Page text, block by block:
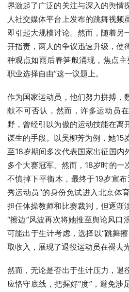
界激起了广泛的关注与深入的舆情
人社交媒体平台上发布的跳舞视频
即引起大规模讨论。然而，随着另
开指责，两人的争议迅速升级，使
种观点如雨后春笋般涌现，焦点
职业选择自由”这一议题上。
作为国家运动员，他们努力拼搏，
献不可否认，然而，许多运动员
野，曾经引以为傲的运动技能在离
谋生的手段。以吴柳芳为例，她15
至18岁期间多次代表国家出征国内
多个大赛冠军。然而，18岁时的一
不慎掉下平衡木，最终于19岁宣
秀运动员”的身份免试进入北京体
担任体操教师和比赛裁判，但逐渐
“擦边”风波再次将她推至舆论风口
可能出于生计考虑，选择以“跳舞
取收入，展现了退役运动员在褪去
然而，无论是否出于生计压力，退
应恪守底线，把握好“度”，避免涉